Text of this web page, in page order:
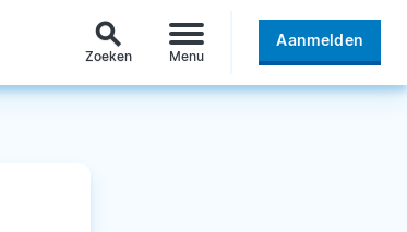
search
Zoeken Menu
Aanmelden